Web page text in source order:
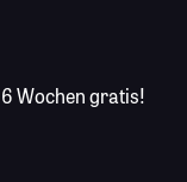
6 Wochen gratis!